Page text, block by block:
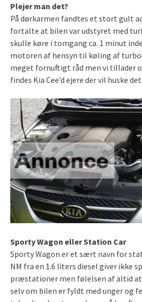
Plejer man det?
På dørkarmen fandtes et stort gult
fortalte at bilen var udstyret med
skulle køre i tomgang ca. 1 minut
motoren af hensyn til køling af
meget fornuftigt råd men vi tillader
findes Kia Cee’d ejere der vil huske
Sporty Wagon eller Station Car
Sporty Wagon er et sært navn for
NM fra en 1.6 liters diesel giver ikke
præstationer men følelsen af altid
selv om bilen er fyldt med unger og